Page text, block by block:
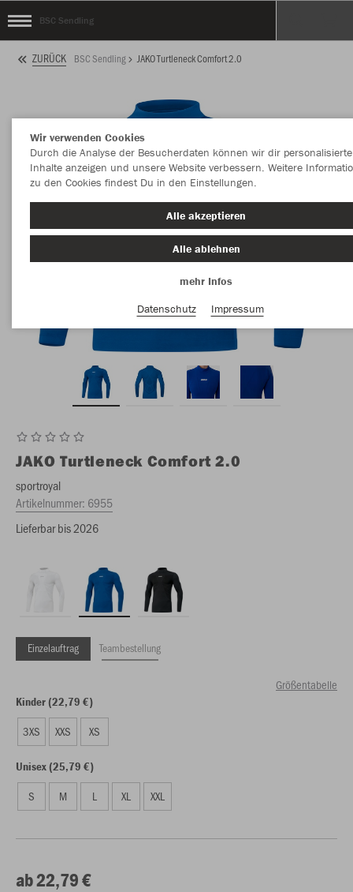
BSC Sendling
ZURÜCK BSC Sendling JAKO Turtleneck Comfort 2.0
JAKO Turtleneck Comfort 2.0
sportroyal
Artikelnummer: 6955
Lieferbar bis 2026
Einzelauftrag Teambestellung
Größentabelle
Kinder (22,79 €)
3XS XXS XS
Unisex (25,79 €)
S M L XL XXL
ab 22,79 €
Wir verwenden Cookies
Durch die Analyse der Besucherdaten können wir dir personalisierte
Inhalte anzeigen und unsere Website verbessern. Weitere
zu den Cookies findest Du in den Einstellungen.
Alle akzeptieren
Alle ablehnen
mehr Infos
Datenschutz
Impressum